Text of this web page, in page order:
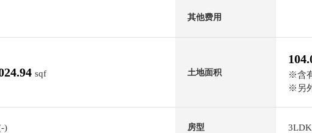
其他费用
sqf 土地面积
※含
※另
) 房型 3LDK